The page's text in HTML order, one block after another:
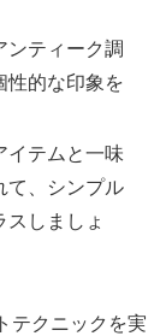
ンティーク調
性的な印象を
イテムと一味
て、シンプル
しましょ
テクニックを実